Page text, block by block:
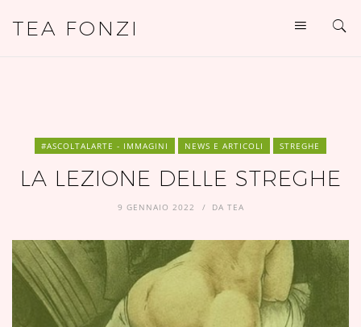
TEA FONZI
#ASCOLTALARTE - IMMAGINI NEWS E ARTICOLI STREGHE
LA LEZIONE DELLE STREGHE
9 GENNAIO 2022 DA TEA